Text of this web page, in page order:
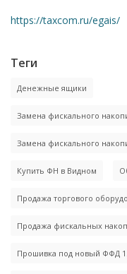
https://taxcom.ru/egais/
Теги
Денежные ящики
Замена фискального
Замена фискального
Купить ФН в Видном
Продажа торгового
Продажа фискальных
Прошивка под новый ФФД